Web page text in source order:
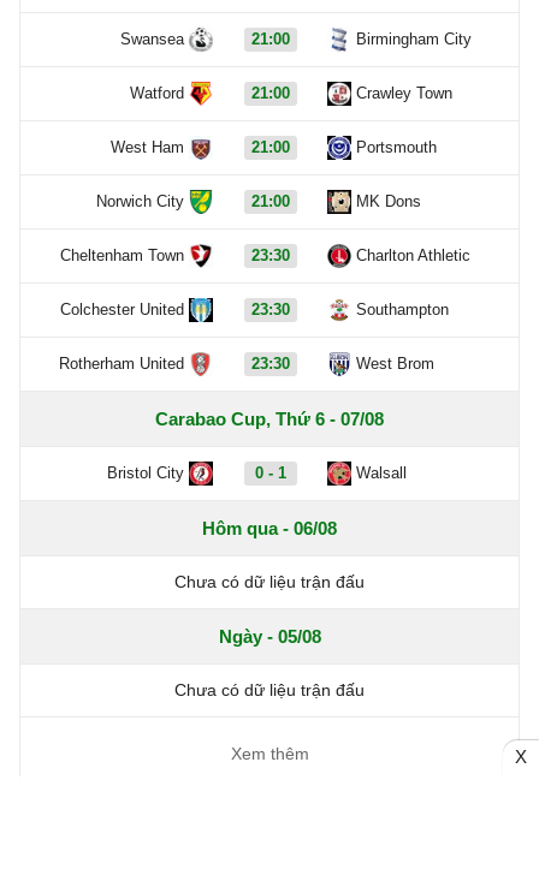
Swansea 21:00 Birmingham City
Watford 21:00 Crawley Town
West Ham 21:00 Portsmouth
Norwich City 21:00 MK Dons
Cheltenham Town 23:30 Charlton Athletic
Colchester United 23:30 Southampton
Rotherham United 23:30 West Brom
Carabao Cup, Thứ 6 - 07/08
Bristol City 0 - 1 Walsall
Hôm qua - 06/08
Chưa có dữ liệu trận đấu
Ngày - 05/08
Chưa có dữ liệu trận đấu
Xem thêm X